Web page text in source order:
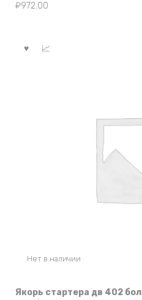
₽972.00
Нет в наличии
Якорь стартера дв 402 бол